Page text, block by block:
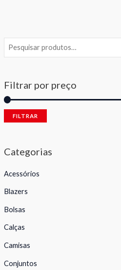
Filtrar por preço
FILTRAR
Categorias
Acessórios
Blazers
Bolsas
Calças
Camisas
Conjuntos